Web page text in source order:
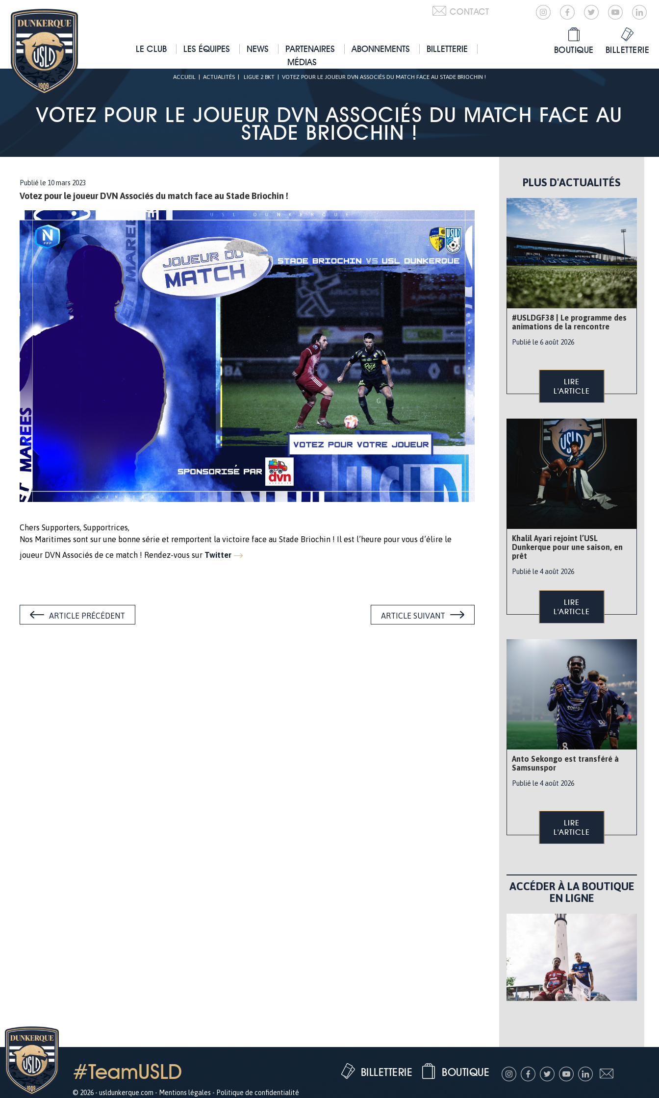
CONTACT
LE CLUB LES ÉQUIPES NEWS PARTENAIRES ABONNEMENTS
BILLETTERIE
MÉDIAS
BOUTIQUE BILLETTERIE
ACCUEIL ACTUALITÉS LIGUE 2 BKT VOTEZ POUR LE JOUEUR DVN ASSOCIÉS DU MATCH FACE AU STADE BRIOCHIN !
VOTEZ POUR LE JOUEUR DVN ASSOCIÉS DU MATCH FACE AU
STADE BRIOCHIN !
Publié le 10 mars 2023
Votez pour le joueur DVN Associés du match face au Stade Briochin !
Chers Supporters, Supportrices,
Nos Maritimes sont sur une bonne série et remportent la victoire face au Stade Briochin ! Il est l’heure pour vous d’élire le
joueur DVN Associés de ce match ! Rendez-vous sur Twitter
ARTICLE PRÉCÉDENT ARTICLE SUIVANT
PLUS D'ACTUALITÉS
#USLDGF38 | Le programme des
animations de la rencontre
Publié le 6 août 2026
LIRE
L'ARTICLE
Khalil Ayari rejoint l’USL
Dunkerque pour une saison, en
prêt
Publié le 4 août 2026
LIRE
L'ARTICLE
Anto Sekongo est transféré à
Samsunspor
Publié le 4 août 2026
LIRE
L'ARTICLE
ACCÉDER À LA BOUTIQUE
EN LIGNE
#TeamUSLD
© 2026 - usldunkerque.com - Mentions légales - Politique de confidentialité
BOUTIQUE
BILLETTERIE